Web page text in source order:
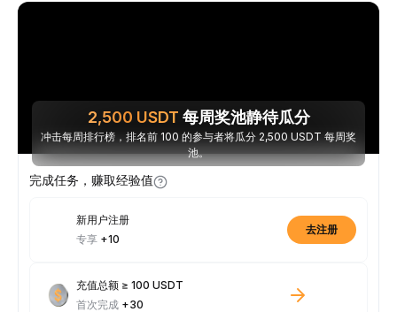
2,500 USDT 每周奖池静待瓜分
冲击每周排行榜，排名前 100 的参与者将瓜分 2,500 USDT 每周奖
池。
完成任务，赚取经验值
新用户注册
专享 +10
去注册
充值总额 ≥ 100 USDT
首次完成 +30